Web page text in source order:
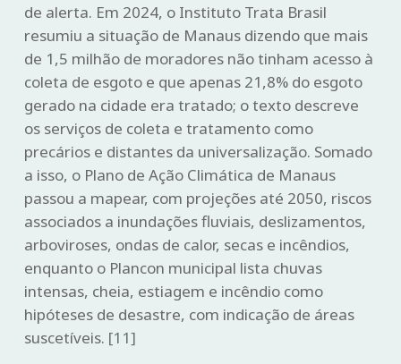
de alerta. Em 2024, o Instituto Trata Brasil
resumiu a situação de Manaus dizendo que mais
de 1,5 milhão de moradores não tinham acesso à
coleta de esgoto e que apenas 21,8% do esgoto
gerado na cidade era tratado; o texto descreve
os serviços de coleta e tratamento como
precários e distantes da universalização. Somado
a isso, o Plano de Ação Climática de Manaus
passou a mapear, com projeções até 2050, riscos
associados a inundações fluviais, deslizamentos,
arboviroses, ondas de calor, secas e incêndios,
enquanto o Plancon municipal lista chuvas
intensas, cheia, estiagem e incêndio como
hipóteses de desastre, com indicação de áreas
suscetíveis. [11]